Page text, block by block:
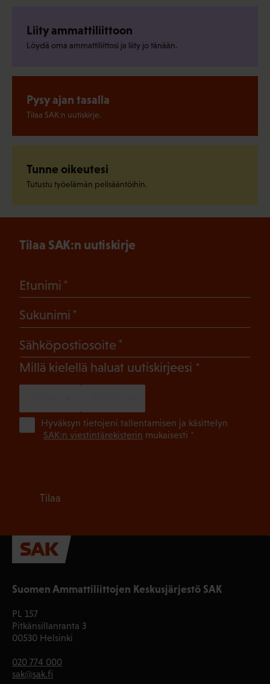
Liity ammattiliittoon
Löydä oma ammattiliittosi ja liity jo tänään.
Pysy ajan tasalla
Tilaa SAK:n uutiskirje.
Tunne oikeutesi
Tutustu työelämän pelisääntöihin.
Suomen Ammattiliittojen Keskusjärjestö SAK
PL 157
Pitkänsillanranta 3
00530 Helsinki
020 774 000
sak@sak.fi
Tilaa SAK:n uutiskirje
Etunimi
Sukunimi
Sähköpostiosoite
Millä kielellä haluat uutiskirjeesi (Pakollinen)
Hyväksyn tietojeni tallentamisen ja käsittelyn
SAK:n viestintärekisterin mukaisesti *
Tilaa